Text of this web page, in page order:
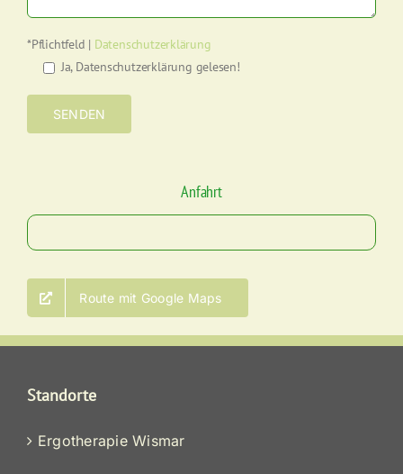
*Pflichtfeld | Datenschutzerklärung
Ja, Datenschutzerklärung gelesen!
Anfahrt
Route mit Google Maps
Standorte
Ergotherapie Wismar